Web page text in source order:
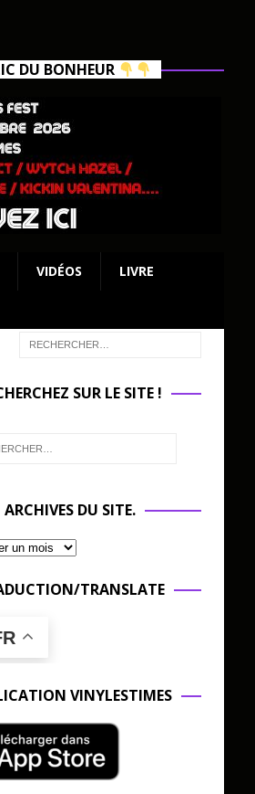
DU BONHEUR
VIDÉOS LIVRE
SUR LE SITE !
ARCHIVES DU SITE.
TRANSLATE
VINYLESTIMES